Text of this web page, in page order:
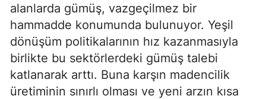
alanlarda gümüş, vazgeçilmez bir
hammadde konumunda bulunuyor. Yeşil
dönüşüm politikalarının hız kazanmasıyla
birlikte bu sektörlerdeki gümüş talebi
katlanarak arttı. Buna karşın madencilik
üretiminin sınırlı olması ve yeni arzın kısa